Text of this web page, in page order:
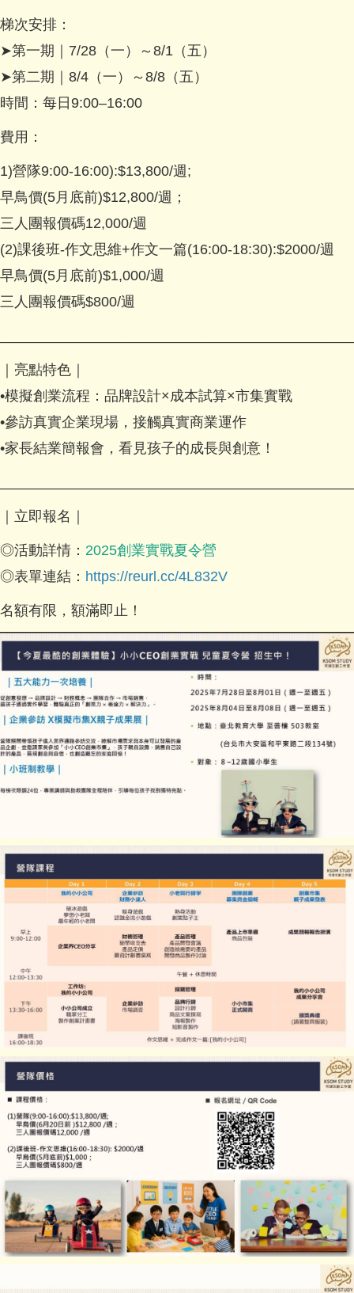
梯次安排：
➤第一期｜7/28（一）～8/1（五）
➤第二期｜8/4（一）～8/8（五）
時間：每日9:00–16:00
費用：
1)營隊9:00-16:00):$13,800/週;
早鳥價(5月底前)$12,800/週；
三人團報價碼12,000/週
(2)課後班-作文思維+作文一篇(16:00-18:30):$2000/週
早鳥價(5月底前)$1,000/週
三人團報價碼$800/週
｜亮點特色｜
•模擬創業流程：品牌設計×成本試算×市集實戰
•參訪真實企業現場，接觸真實商業運作
•家長結業簡報會，看見孩子的成長與創意！
｜立即報名｜
◎活動詳情： 2025創業實戰夏令營
◎表單連結： https://reurl.cc/4L832V
名額有限，額滿即止！